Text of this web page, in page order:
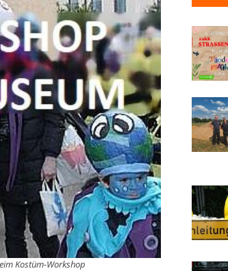
Kostüm-Workshop